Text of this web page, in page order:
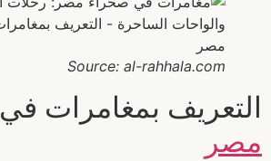
Source: al-rahhala.com
التعريف بمغامرات في
مصر